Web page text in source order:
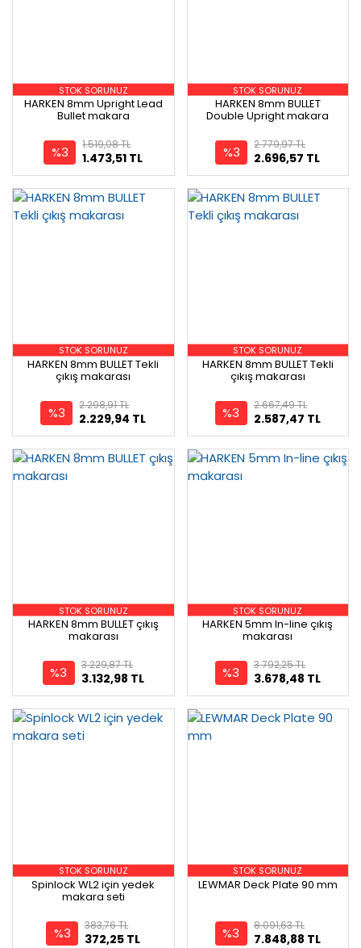
STOK SORUNUZ
HARKEN 8mm Upright Lead
Bullet makara
%3 1.473,51 TL
1.519,08 TL
STOK SORUNUZ
HARKEN 8mm BULLET
Double Upright makara
%3 2.696,57 TL
2.779,97 TL
STOK SORUNUZ
HARKEN 8mm BULLET Tekli
çıkış makarası
%3 2.229,94 TL
2.298,91 TL
STOK SORUNUZ
HARKEN 8mm BULLET Tekli
çıkış makarası
%3 2.587,47 TL
2.667,49 TL
STOK SORUNUZ
HARKEN 8mm BULLET çıkış
makarası
%3 3.132,98 TL
3.229,87 TL
STOK SORUNUZ
HARKEN 5mm In-line çıkış
makarası
%3 3.678,48 TL
3.792,25 TL
STOK SORUNUZ
Spinlock WL2 için yedek
makara seti
%3 372,25 TL
383,76 TL
STOK SORUNUZ
LEWMAR Deck Plate 90 mm
%3 7.848,88 TL
8.091,63 TL